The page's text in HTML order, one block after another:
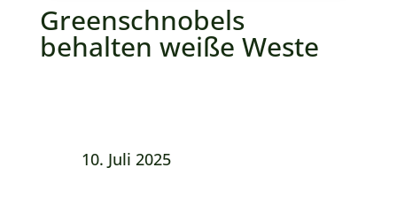
Greenschnobels
behalten weiße Weste
10. Juli 2025